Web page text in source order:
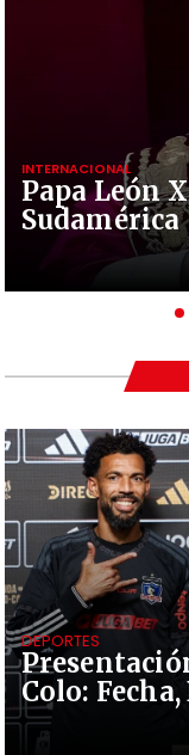
Papa León
Sudamérica
INTERNACIONAL
Colo:
DEPORTES